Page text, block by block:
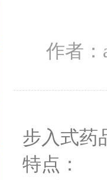
作者：
步入式药
特点：